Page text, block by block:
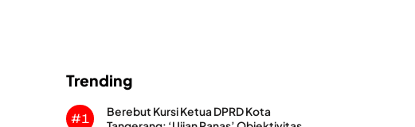
Trending
#1
Berebut Kursi Ketua DPRD Kota